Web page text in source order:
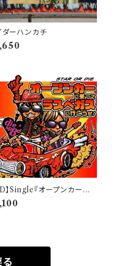
ダーハンカチ
】Single『オープンカーに
ラスベガスに行こうぜ！』